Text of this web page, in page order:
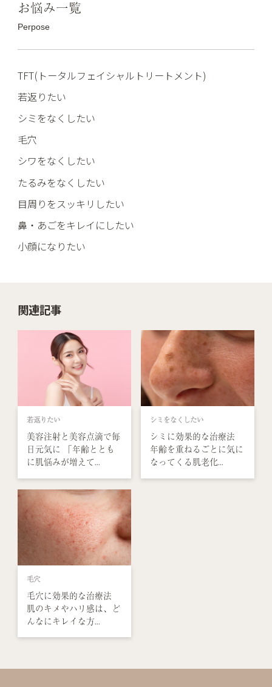
お悩み一覧
Perpose
TFT(トータルフェイシャルトリートメント)
若返りたい
シミをなくしたい
毛穴
シワをなくしたい
たるみをなくしたい
目周りをスッキリしたい
鼻・あごをキレイにしたい
小顔になりたい
関連記事
若返りたい
美容注射と美容点滴で毎
日元気に 「年齢ととも
に肌悩みが増えて...
シミをなくしたい
シミに効果的な治療法
年齢を重ねるごとに気に
なってくる肌老化...
毛穴
毛穴に効果的な治療法
肌のキメやハリ感は、ど
んなにキレイな方...